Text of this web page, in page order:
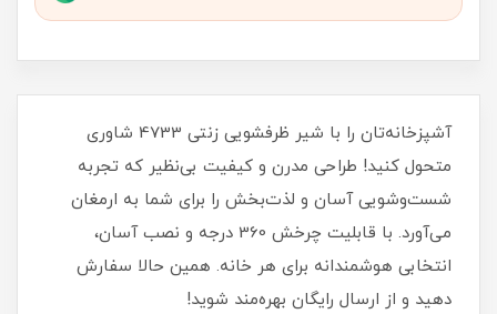
آشپزخانه‌تان را با شیر ظرفشویی زنتی 4733 شاوری
متحول کنید! طراحی مدرن و کیفیت بی‌نظیر که تجربه
شست‌وشویی آسان و لذت‌بخش را برای شما به ارمغان
می‌آورد. با قابلیت چرخش 360 درجه و نصب آسان،
انتخابی هوشمندانه برای هر خانه. همین حالا سفارش
دهید و از ارسال رایگان بهره‌مند شوید!